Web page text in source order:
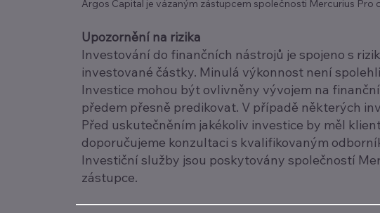
Argos Capital je vázaným zástupcem společnosti Mercurius Pro
Upozornění na rizika
Investování do finančních nástrojů je spojeno s
investované částky. Minulá výkonnost není
Investice mohou být ovlivněny vývojem na
předem přesně predikovat. V případě některých
Před uskutečněním jakékoliv investice by měl
doporučujeme konzultaci s kvalifikovaným
Investiční služby jsou poskytovány společností
zástupce.